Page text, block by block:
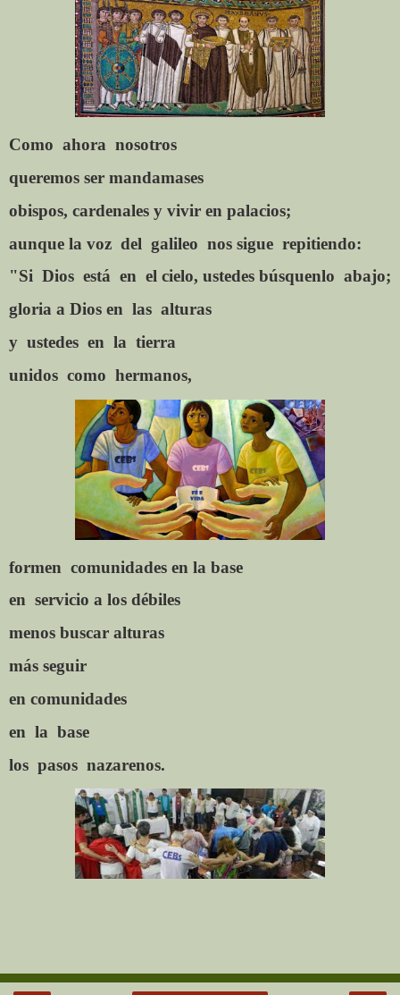
Como ahora nosotros
queremos ser mandamases
obispos, cardenales y vivir en palacios;
aunque la voz del galileo nos sigue repitiendo:
"Si Dios está en el cielo, ustedes búsquenlo abajo;
gloria a Dios en las alturas
y ustedes en la tierra
unidos como hermanos,
formen comunidades en la base
en servicio a los débiles
menos buscar alturas
más seguir
en comunidades
en la base
los pasos nazarenos.